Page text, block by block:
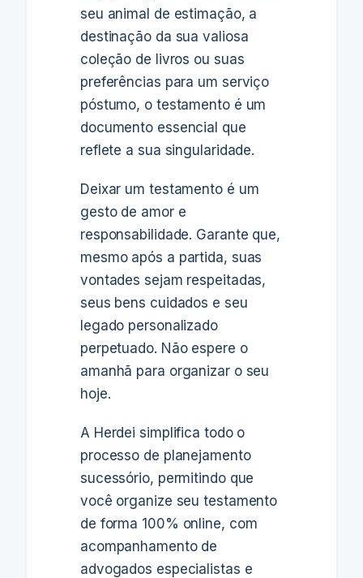
seu animal de estimação, a
destinação da sua valiosa
coleção de livros ou suas
preferências para um serviço
póstumo, o testamento é um
documento essencial que
reflete a sua singularidade.
Deixar um testamento é um
gesto de amor e
responsabilidade. Garante que,
mesmo após a partida, suas
vontades sejam respeitadas,
seus bens cuidados e seu
legado personalizado
perpetuado. Não espere o
amanhã para organizar o seu
hoje.
A Herdei simplifica todo o
processo de planejamento
sucessório, permitindo que
você organize seu testamento
de forma 100% online, com
acompanhamento de
advogados especialistas e